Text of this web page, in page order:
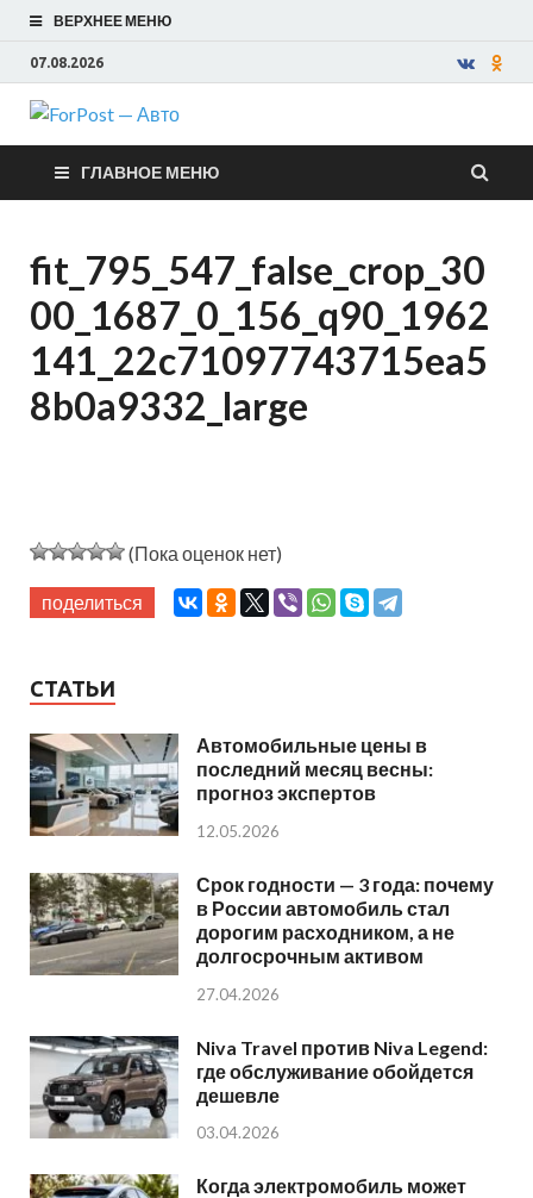
ВЕРХНЕЕ МЕНЮ
07.08.2026
ForPost —
Авто
ГЛАВНОЕ МЕНЮ
fit_795_547_false_crop_30
00_1687_0_156_q90_1962
141_22c71097743715ea5
8b0a9332_large
(Пока оценок нет)
поделиться
СТАТЬИ
Автомобильные цены в
последний месяц весны:
прогноз экспертов
12.05.2026
Срок годности — 3 года: почему
в России автомобиль стал
дорогим расходником, а не
долгосрочным активом
27.04.2026
Niva Travel против Niva Legend:
где обслуживание обойдется
дешевле
03.04.2026
Когда электромобиль может